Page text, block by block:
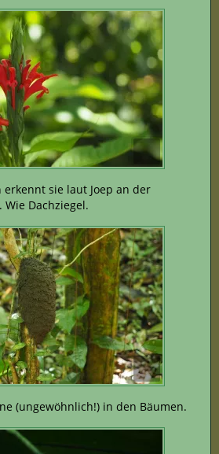
erkennt sie laut Joep an der
Dachziegel.
(ungewöhnlich!) in den Bäumen.